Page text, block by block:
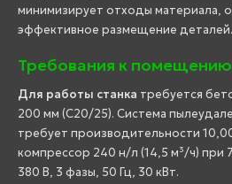
минимизирует отходы материала,
эффективное размещение деталей.
Требования к
Для работы станка требуется
200 мм (C20/25). Система
требует производительности
компрессор 240 н/л (14,5 м³/ч) при
380 В, 3 фазы, 50 Гц, 30 кВт.